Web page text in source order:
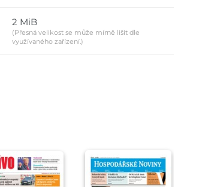
2 MiB
(Přesná velikost se může mírně lišit dle
využívaného zařízení.)